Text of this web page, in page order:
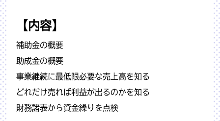
【内容】
補助金の概要
助成金の概要
事業継続に最低限必要な売上高を知る
どれだけ売れば利益が出るのかを知る
財務諸表から資金繰りを点検